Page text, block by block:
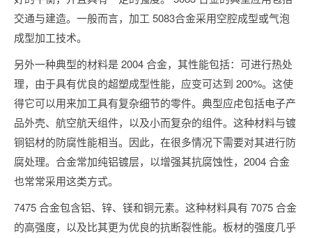
交通与建造。一般而言，加工 5083合金采用空腔成型或气泡
成型加工技术。
另外一种典型的材料是 2004 合金，其性能包括：可进行热处
理，由于具有优良的超塑成型性能，应变可达到 200%。这使
得它可以用来加工具有复杂细节的零件。典型应虍包括电子产
品外壳、航空航天组件，以及小而复杂的组件。这种材料与镀
铜铝材的防腐性能相当。因此，在很多情况下需要对其进行防
腐处理。合金常加纯铝镀层，以增强其抗腐蚀性，2004 合金
也常常采用这类方式。
7475 合金包含铝、锌、镁和铜元素。这种材料具有 7075 合金
的高强度，以及比其更为优良的抗断裂性能。板材的强度几乎